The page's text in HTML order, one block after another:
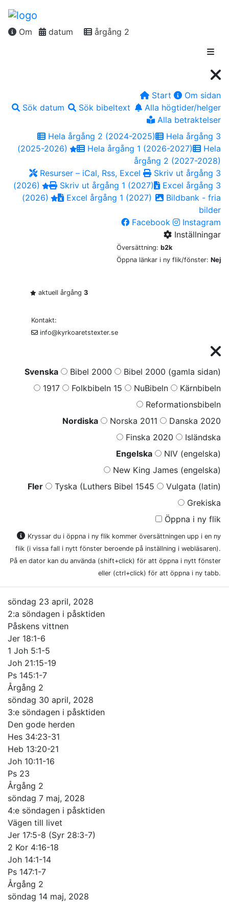
Om datum årgång 2
Start
Om sidan
Sök datum
Sök bibeltext
Alla högtider/helger
Alla betraktelser
Hela årgång 2 (2024-2025)
Hela årgång 3
(2025-2026)
Hela årgång 1 (2026-2027)
Hela
årgång 2 (2027-2028)
Resurser – iCal, Rss, Excel
Skriv ut årgång 3
(2026)
Skriv ut årgång 1 (2027)
Excel årgång 3
(2026)
Excel årgång 1 (2027)
Bildbank - fria
bilder
Facebook
Instagram
Inställningar
Översättning: b2k
Öppna länkar i ny flik/fönster: Nej
aktuell årgång 3
Kontakt:
info@kyrkoaretstexter.se
Svenska Bibel 2000
Bibel 2000 (gamla sidan)
1917
Folkbibeln 15 NuBibeln
Kärnbibeln
Reformationsbibeln
Nordiska
Norska 2011
Danska 2020
Finska 2020
Isländska
Engelska
NIV (engelska)
New King James (engelska)
Fler
Tyska (Luthers Bibel 1545
Vulgata (latin)
Grekiska
Öppna i ny flik
Kryssar du i öppna i ny flik kommer översättningen upp i en ny
flik (i vissa fall i nytt fönster beroende på inställning i webläsaren).
På en dator kan du använda (shift+click) för att öppna i nytt fönster
eller (ctrl+click) för att öppna i ny tabb.
söndag 23 april, 2028
2:a söndagen i påsktiden
Påskens vittnen
Jer 18:1-6
1 Joh 5:1-5
Joh 21:15-19
Ps 145:1-7
Årgång 2
söndag 30 april, 2028
3:e söndagen i påsktiden
Den gode herden
Hes 34:23-31
Heb 13:20-21
Joh 10:11-16
Ps 23
Årgång 2
söndag 7 maj, 2028
4:e söndagen i påsktiden
Vägen till livet
Jer 17:5-8 (Syr 28:3-7)
2 Kor 4:16-18
Joh 14:1-14
Ps 147:1-7
Årgång 2
söndag 14 maj, 2028